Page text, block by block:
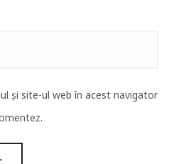
și site-ul web în acest navigator